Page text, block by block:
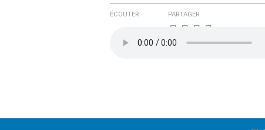
ÉCOUTER PARTAGER